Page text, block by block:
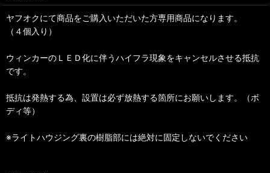
ヤフオクにて商品をご購入いただいた方専用商品になります。
（４個入り）
ウィンカーのＬＥＤ化に伴うハイフラ現象をキャンセルさせる抵抗
です。
抵抗は発熱する為、設置は必ず放熱する箇所にお願いします。（ボ
ディ等）
※ライトハウジング裏の樹脂部には絶対に固定しないでください